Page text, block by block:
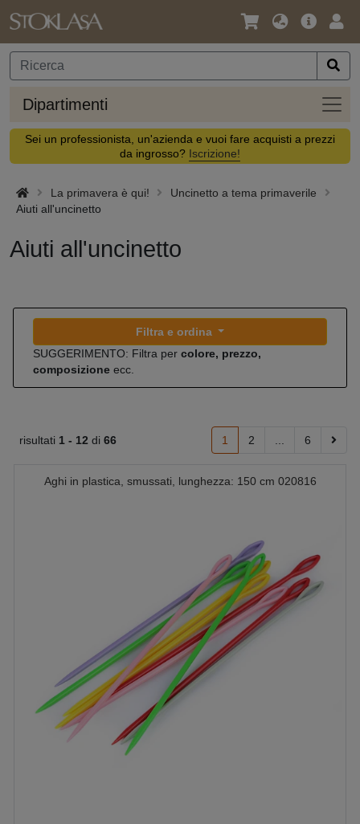
Lingua
Valuta
Offerta
Dipartimenti
Sei un professionista, un'azienda e vuoi fare acquisti a prezzi
da ingrosso? Iscrizione!
La primavera è qui!
Uncinetto a tema primaverile
Aiuti all'uncinetto
Aiuti all'uncinetto
Filtra e ordina
SUGGERIMENTO: Filtra per colore, prezzo,
composizione ecc.
risultati 1 - 12 di 66 1 2 6
Aghi in plastica, smussati, lunghezza: 150 cm 020816